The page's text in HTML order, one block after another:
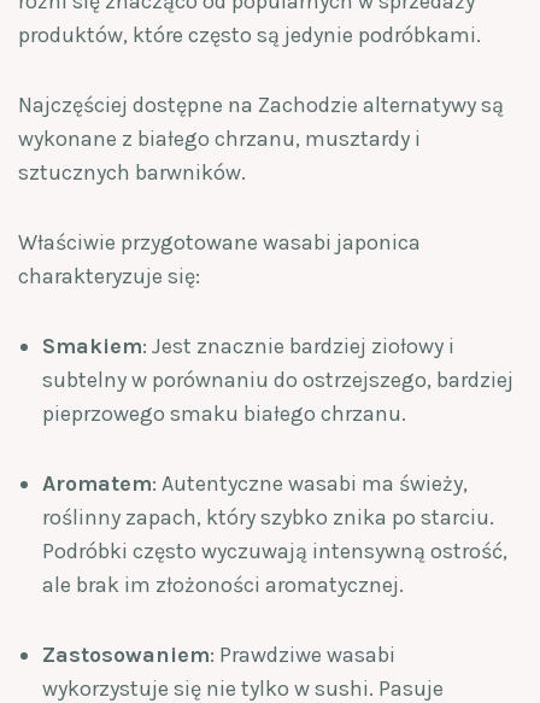
produktów, które często są jedynie podróbkami.
Najczęściej dostępne na Zachodzie alternatywy są
wykonane z białego chrzanu, musztardy i
sztucznych barwników.
Właściwie przygotowane wasabi japonica
charakteryzuje się:
Smakiem: Jest znacznie bardziej ziołowy i
subtelny w porównaniu do ostrzejszego, bardziej
pieprzowego smaku białego chrzanu.
Aromatem: Autentyczne wasabi ma świeży,
roślinny zapach, który szybko znika po starciu.
Podróbki często wyczuwają intensywną ostrość,
ale brak im złożoności aromatycznej.
Zastosowaniem: Prawdziwe wasabi
wykorzystuje się nie tylko w sushi. Pasuje